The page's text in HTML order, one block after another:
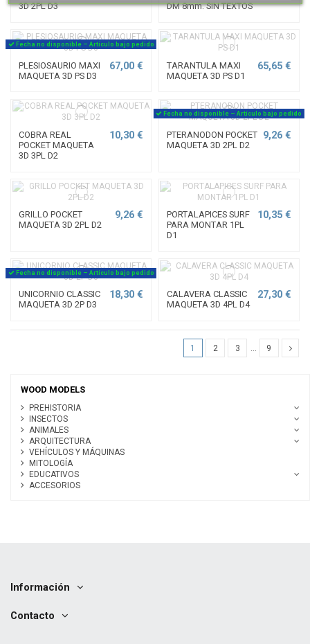
3D 2PL D3
DM 8mm. SIN TEXTOS
Fecha no disponible – Artículo bajo pedido
PLESIOSAURIO MAXI
MAQUETA 3D PS D3
67,00 €
TARANTULA MAXI
MAQUETA 3D PS D1
65,65 €
COBRA REAL
POCKET MAQUETA
3D 3PL D2
10,30 €
Fecha no disponible – Artículo bajo pedido
PTERANODON POCKET
MAQUETA 3D 2PL D2
9,26 €
GRILLO POCKET
MAQUETA 3D 2PL D2
9,26 €
PORTALAPICES SURF
PARA MONTAR 1PL
D1
10,35 €
Fecha no disponible – Artículo bajo pedido
UNICORNIO CLASSIC
MAQUETA 3D 2P D3
18,30 €
CALAVERA CLASSIC
MAQUETA 3D 4PL D4
27,30 €
1 2 3 9
WOOD MODELS
PREHISTORIA
INSECTOS
ANIMALES
ARQUITECTURA
VEHÍCULOS Y MÁQUINAS
MITOLOGÍA
EDUCATIVOS
ACCESORIOS
Información
Contacto